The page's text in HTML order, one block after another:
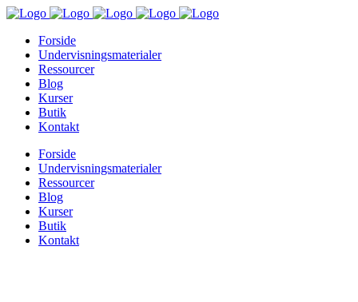
Forside
Undervisningsmaterialer
Ressourcer
Blog
Kurser
Butik
Kontakt
Forside
Undervisningsmaterialer
Ressourcer
Blog
Kurser
Butik
Kontakt